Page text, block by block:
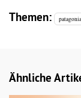
Themen: patagonia
Ähnliche